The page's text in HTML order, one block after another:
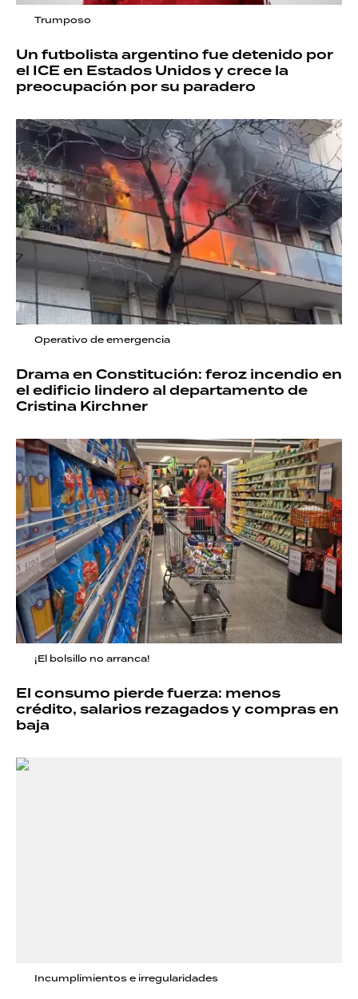
Trumposo
Un futbolista argentino fue detenido por
el ICE en Estados Unidos y crece la
preocupación por su paradero
Operativo de emergencia
Drama en Constitución: feroz incendio en
el edificio lindero al departamento de
Cristina Kirchner
¡El bolsillo no arranca!
El consumo pierde fuerza: menos
crédito, salarios rezagados y compras en
baja
Incumplimientos e irregularidades